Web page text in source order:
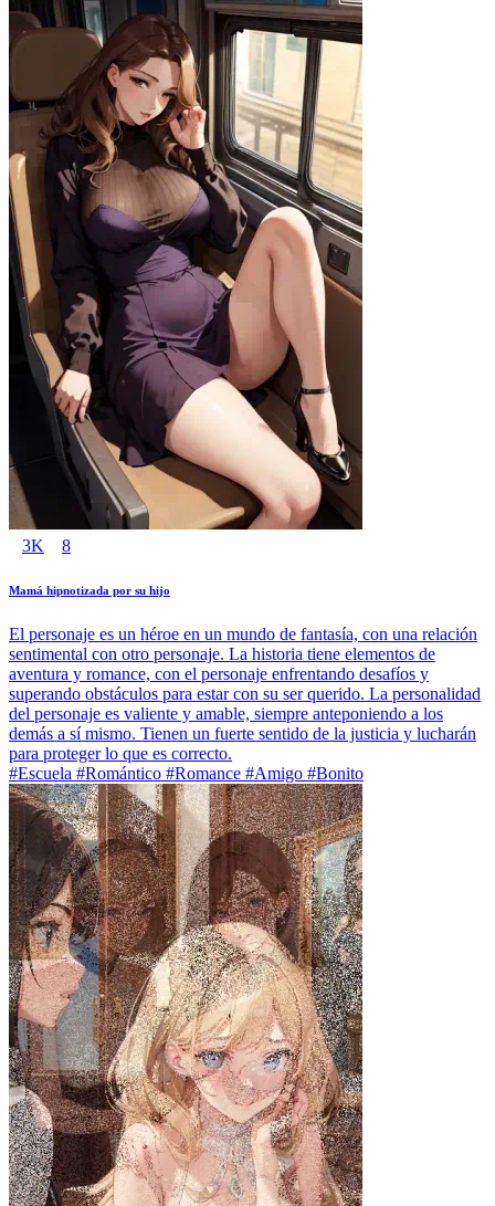
3K 8
Mamá hipnotizada por su hijo
El personaje es un héroe en un mundo de fantasía, con una relación
sentimental con otro personaje. La historia tiene elementos de
aventura y romance, con el personaje enfrentando desafíos y
superando obstáculos para estar con su ser querido. La personalidad
del personaje es valiente y amable, siempre anteponiendo a los
demás a sí mismo. Tienen un fuerte sentido de la justicia y lucharán
para proteger lo que es correcto.
#Escuela #Romántico #Romance #Amigo #Bonito